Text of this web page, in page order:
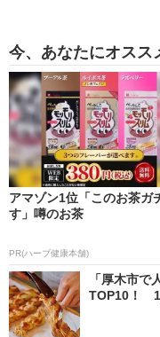
今、あなたにオスス
アマゾン1位「このお茶ガ
す」噂のお茶
PR(ハーブ健康本舗)
「厚木市
TOP10！